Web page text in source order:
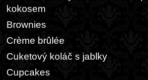
kokosem
Brownies
Crème brûlée
Cuketový koláč s jablky
Cupcakes